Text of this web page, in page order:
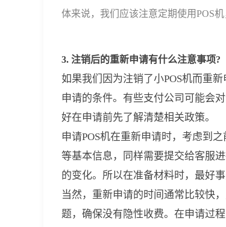
体来说，我们应该注意定期使用POS
3. 注销后的重新申请有什么注意事项?
如果我们因为注销了小POS机而重
申请的条件。有些支付公司可能会
好在申请前先了解清楚相关政策。
申请POS机在重新申请时，考虑到
等基本信息，同样需要提交给客服
的变化。所以在准备材料时，最好事
当然，重新申请的时间通常比较快
题，确保没有隐性收费。在申请过